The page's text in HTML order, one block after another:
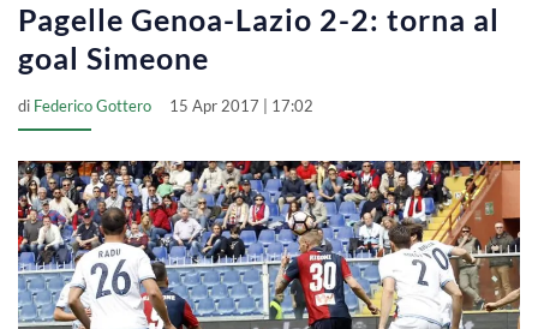
Pagelle Genoa-Lazio 2-2: torna al
goal Simeone
di Federico Gottero 15 Apr 2017 | 17:02